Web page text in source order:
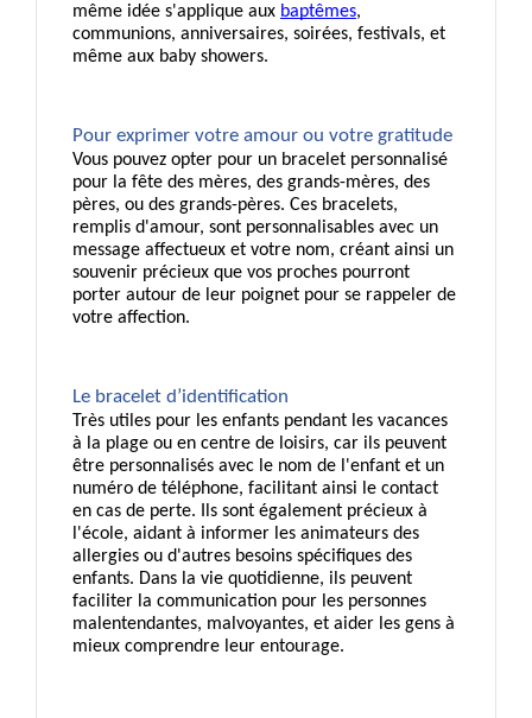
même idée s'applique aux baptêmes,
communions, anniversaires, soirées, festivals, et
même aux baby showers.
Pour exprimer votre amour ou votre gratitude
Vous pouvez opter pour un bracelet personnalisé
pour la fête des mères, des grands-mères, des
pères, ou des grands-pères. Ces bracelets,
remplis d'amour, sont personnalisables avec un
message affectueux et votre nom, créant ainsi un
souvenir précieux que vos proches pourront
porter autour de leur poignet pour se rappeler de
votre affection.
Le bracelet d’identification
Très utiles pour les enfants pendant les vacances
à la plage ou en centre de loisirs, car ils peuvent
être personnalisés avec le nom de l'enfant et un
numéro de téléphone, facilitant ainsi le contact
en cas de perte. Ils sont également précieux à
l'école, aidant à informer les animateurs des
allergies ou d'autres besoins spécifiques des
enfants. Dans la vie quotidienne, ils peuvent
faciliter la communication pour les personnes
malentendantes, malvoyantes, et aider les gens à
mieux comprendre leur entourage.